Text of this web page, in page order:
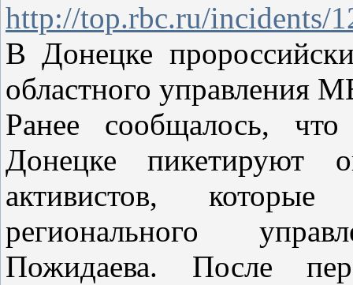
http://top.rbc.ru/incidents/
В Донецке
областного управления
Ранее сообщалось,
Донецке пикетируют
активистов,
регионального
Пожидаева. После